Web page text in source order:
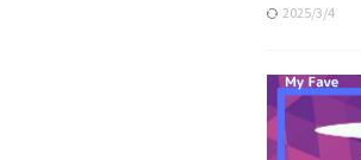
2025/3/4